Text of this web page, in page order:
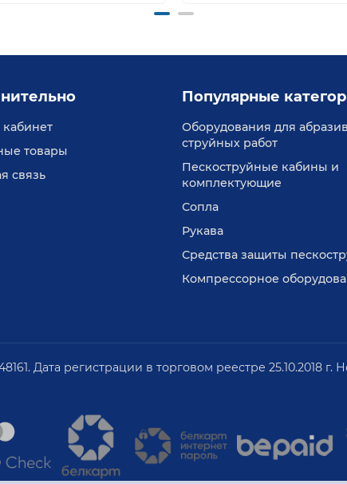
товары
связь
Популярные
Оборудования для
струйных работ
Пескоструйные кабины и
комплектующие
Сопла
Рукава
Средства защиты
Компрессорное
Дата регистрации в торговом реестре 25.10.2018 г.